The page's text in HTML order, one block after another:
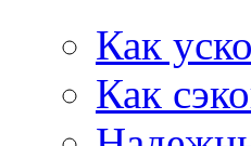
Как
Как